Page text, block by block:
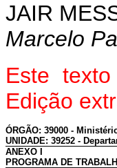
JAIR
Marcelo
Este
Edição
ÓRGÃO: 39000 -
UNIDADE: 39252 -
ANEXO I
PROGRAMA DE